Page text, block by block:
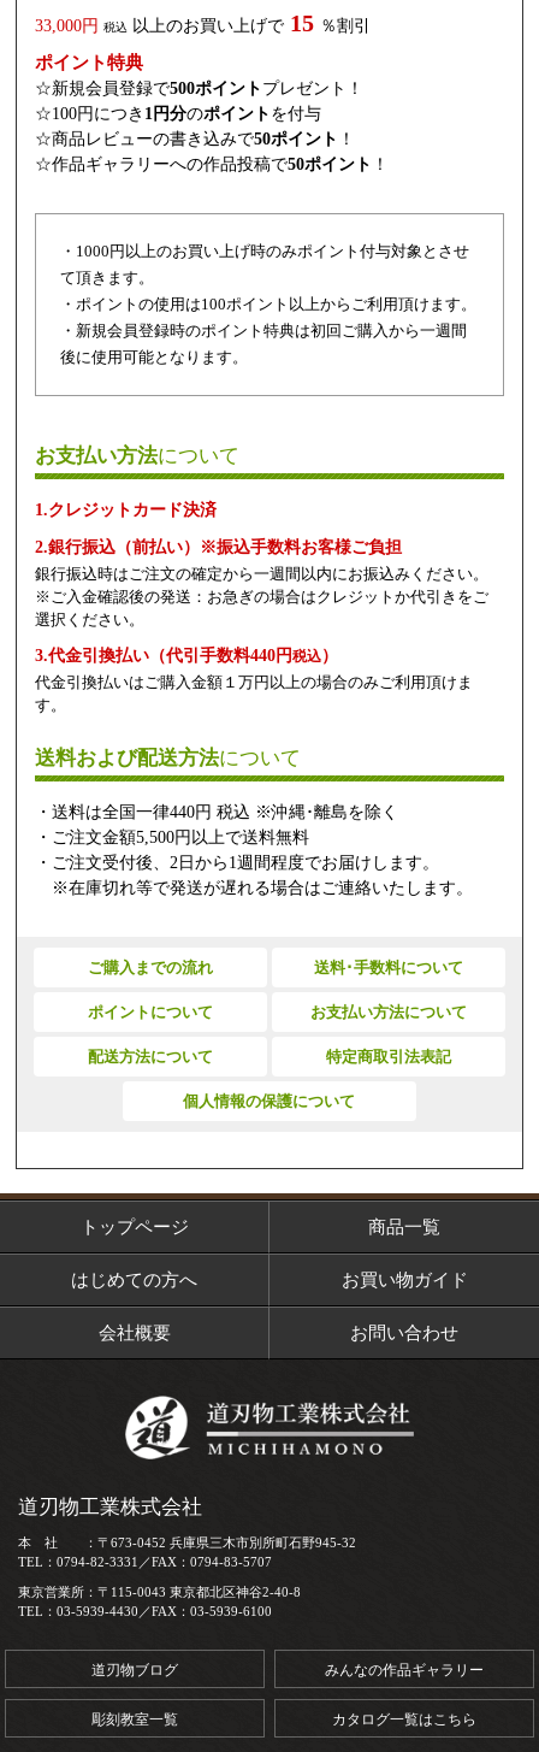
33,000円 税込 以上のお買い上げで 15 ％割引
ポイント特典
☆新規会員登録で500ポイント プレゼント！
☆100円につき 1円分のポイント を付与
☆商品レビューの書き込みで50ポイント ！
☆作品ギャラリーへの作品投稿で50ポイント ！
・1000円以上のお買い上げ時のみポイント付与対象とさせ
て頂きます。
・ポイントの使用は100ポイント以上からご利用頂けます。
・新規会員登録時のポイント特典は初回ご購入から一週間
後に使用可能となります。
お支払い方法について
1.クレジットカード決済
2.銀行振込（前払い）※振込手数料お客様ご負担
銀行振込時はご注文の確定から一週間以内にお振込みください。
※ご入金確認後の発送：お急ぎの場合はクレジットか代引きをご
選択ください。
3.代金引換払い（代引手数料440円税込）
代金引換払いはご購入金額１万円以上の場合のみご利用頂けま
す。
送料および配送方法について
・送料は全国一律440円 税込 ※沖縄･離島を除く
・ご注文金額5,500円以上で送料無料
・ご注文受付後、2日から1週間程度でお届けします。
※在庫切れ等で発送が遅れる場合はご連絡いたします。
ご購入までの流れ 送料･手数料について
ポイントについて お支払い方法について
配送方法について 特定商取引法表記
個人情報の保護について
トップページ 商品一覧
はじめての方へ お買い物ガイド
会社概要 お問い合わせ
道刃物工業株式会社
本 社 ：〒673-0452 兵庫県三木市別所町石野945-32
TEL：0794-82-3331／FAX：0794-83-5707
東京営業所：〒115-0043 東京都北区神谷2-40-8
TEL：03-5939-4430／FAX：03-5939-6100
道刃物ブログ みんなの作品ギャラリー
彫刻教室一覧 カタログ一覧はこちら